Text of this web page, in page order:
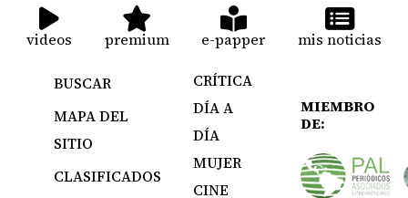
videos premium e-papper mis noticias
BUSCAR
MAPA DEL
SITIO
CLASIFICADOS
CRÍTICA
DÍA A
DÍA
MUJER
CINE
MIEMBRO
DE: